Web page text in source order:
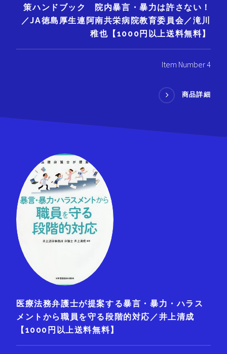
策ハンドブック 院内暴言・暴力は許さない！
／JA徳島厚生連阿南共栄病院教育委員会／滝川
稚也【1000円以上送料無料】
Item Number 4
商品詳細
医療法務弁護士が提案する暴言・暴力・ハラス
メントから職員を守る段階的対応／井上清成
【1000円以上送料無料】